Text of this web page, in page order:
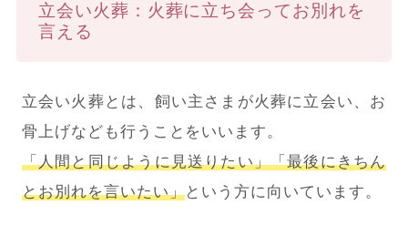
立会い火葬：火葬に立ち会ってお別れを
言える
立会い火葬とは、飼い主さまが火葬に立会い、お
骨上げなども行うことをいいます。
「人間と同じように見送りたい」「最後にきちん
とお別れを言いたい」という方に向いています。